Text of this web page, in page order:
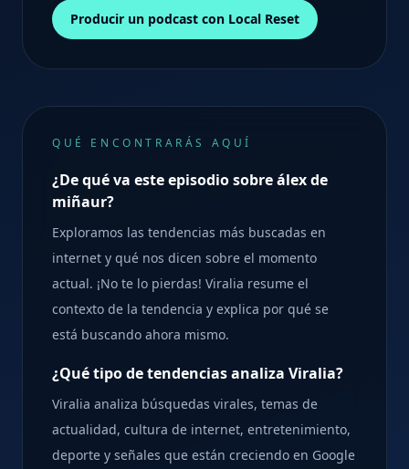
Producir un podcast con Local Reset
QUÉ ENCONTRARÁS AQUÍ
¿De qué va este episodio sobre álex de
miñaur?
Exploramos las tendencias más buscadas en
internet y qué nos dicen sobre el momento
actual. ¡No te lo pierdas! Viralia resume el
contexto de la tendencia y explica por qué se
está buscando ahora mismo.
¿Qué tipo de tendencias analiza Viralia?
Viralia analiza búsquedas virales, temas de
actualidad, cultura de internet, entretenimiento,
deporte y señales que están creciendo en Google